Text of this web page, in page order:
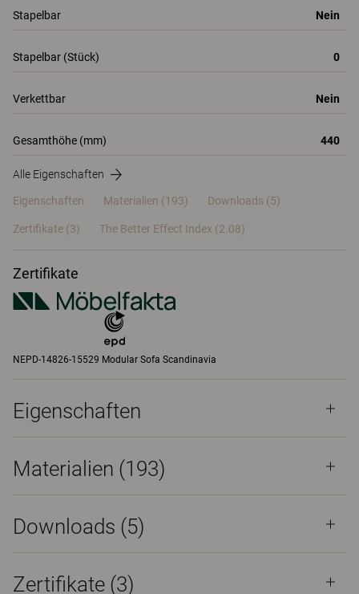
Stapelbar Nein
Stapelbar (Stück) 0
Verkettbar Nein
Gesamthöhe (mm) 440
Alle Eigenschaften
Eigenschaften Materialien (193) Downloads (5)
Zertifikate (3) The Better Effect Index (2.08)
Zertifikate
NEPD-14826-15529 Modular Sofa Scandinavia
Eigenschaften
Materialien (193)
Downloads (5)
Zertifikate (3)